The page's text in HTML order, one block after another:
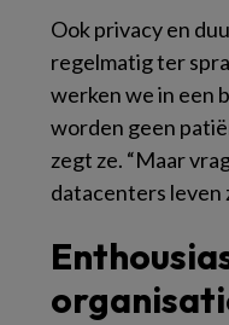
Ook privacy en
regelmatig ter
werken we in een
worden geen
zegt ze. “Maar
datacenters leven